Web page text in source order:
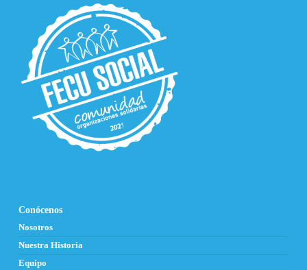
Conócenos
Nosotros
Nuestra Historia
Equipo